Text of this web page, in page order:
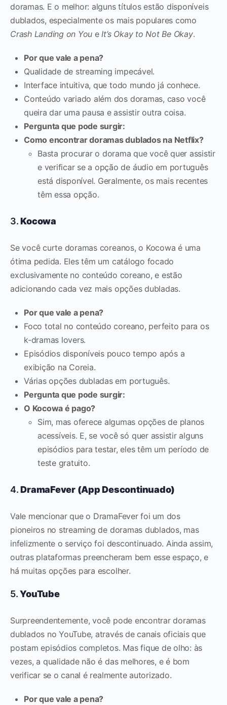
doramas. E o melhor: alguns títulos estão disponíveis
dublados, especialmente os mais populares como
Crash Landing on You e It’s Okay to Not Be Okay.
Por que vale a pena?
Qualidade de streaming impecável.
Interface intuitiva, que todo mundo já conhece.
Conteúdo variado além dos doramas, caso você
queira dar uma pausa e assistir outra coisa.
Pergunta que pode surgir:
Como encontrar doramas dublados na Netflix?
Basta procurar o dorama que você quer assistir
e verificar se a opção de áudio em português
está disponível. Geralmente, os mais recentes
têm essa opção.
3.Kocowa
Se você curte doramas coreanos, o Kocowa é uma
ótima pedida. Eles têm um catálogo focado
exclusivamente no conteúdo coreano, e estão
adicionando cada vez mais opções dubladas.
Por que vale a pena?
Foco total no conteúdo coreano, perfeito para os
k-dramas lovers.
Episódios disponíveis pouco tempo após a
exibição na Coreia.
Várias opções dubladas em português.
Pergunta que pode surgir:
O Kocowa é pago?
Sim, mas oferece algumas opções de planos
acessíveis. E, se você só quer assistir alguns
episódios para testar, eles têm um período de
teste gratuito.
4.DramaFever (App Descontinuado)
Vale mencionar que o DramaFever foi um dos
pioneiros no streaming de doramas dublados, mas
infelizmente o serviço foi descontinuado. Ainda assim,
outras plataformas preencheram bem esse espaço, e
há muitas opções para escolher.
5.YouTube
Surpreendentemente, você pode encontrar doramas
dublados no YouTube, através de canais oficiais que
postam episódios completos. Mas fique de olho: às
vezes, a qualidade não é das melhores, e é bom
verificar se o canal é realmente autorizado.
Por que vale a pena?